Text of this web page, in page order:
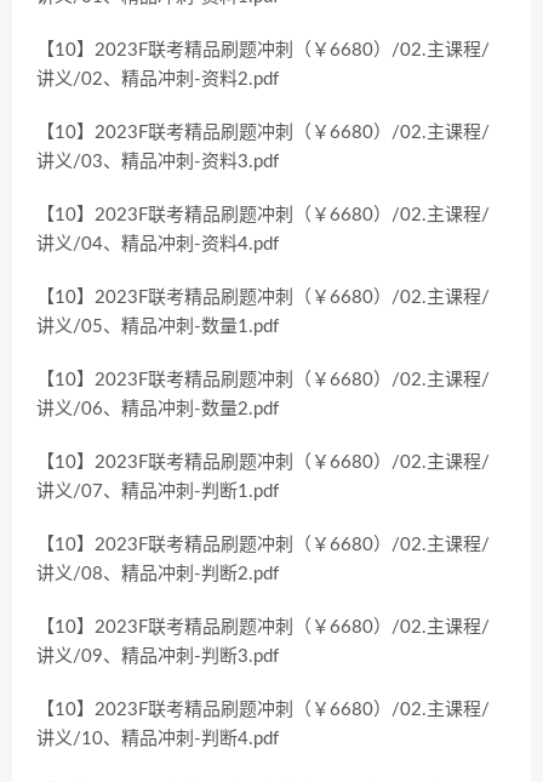
【10】2023F联考精品刷题冲刺（￥6680）/02.主课程/
讲义/02、精品冲刺-资料2.pdf
【10】2023F联考精品刷题冲刺（￥6680）/02.主课程/
讲义/03、精品冲刺-资料3.pdf
【10】2023F联考精品刷题冲刺（￥6680）/02.主课程/
讲义/04、精品冲刺-资料4.pdf
【10】2023F联考精品刷题冲刺（￥6680）/02.主课程/
讲义/05、精品冲刺-数量1.pdf
【10】2023F联考精品刷题冲刺（￥6680）/02.主课程/
讲义/06、精品冲刺-数量2.pdf
【10】2023F联考精品刷题冲刺（￥6680）/02.主课程/
讲义/07、精品冲刺-判断1.pdf
【10】2023F联考精品刷题冲刺（￥6680）/02.主课程/
讲义/08、精品冲刺-判断2.pdf
【10】2023F联考精品刷题冲刺（￥6680）/02.主课程/
讲义/09、精品冲刺-判断3.pdf
【10】2023F联考精品刷题冲刺（￥6680）/02.主课程/
讲义/10、精品冲刺-判断4.pdf